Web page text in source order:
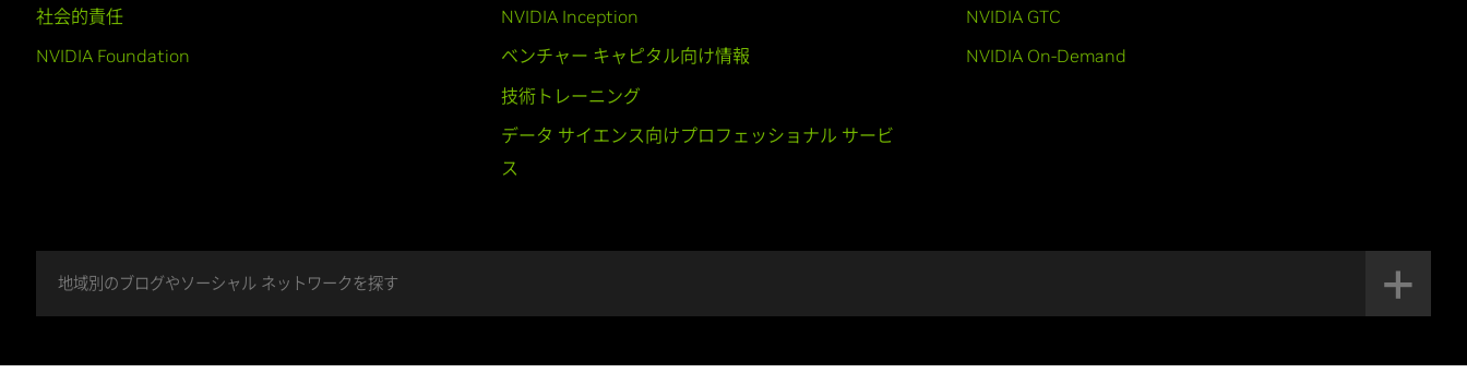
社会的責任
NVIDIA Foundation
NVIDIA Inception
ベンチャー キャピタル向け情報
技術トレーニング
データ サイエンス向けプロフェッショナル サービ
ス
NVIDIA GTC
NVIDIA On-Demand
地域別のブログやソーシャル ネットワークを探す